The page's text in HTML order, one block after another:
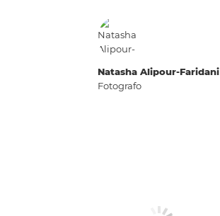
Natasha Alipour-Faridani
Fotografo